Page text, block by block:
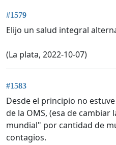
#1579
Elijo un salud integral
(La plata, 2022-10-07)
#1583
Desde el principio no
de la OMS, (esa de
mundial" por cantidad de
contagios.